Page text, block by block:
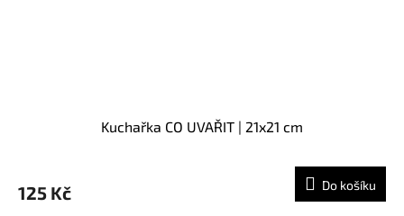
Kuchařka CO UVAŘIT | 21x21 cm
125 Kč Do košíku